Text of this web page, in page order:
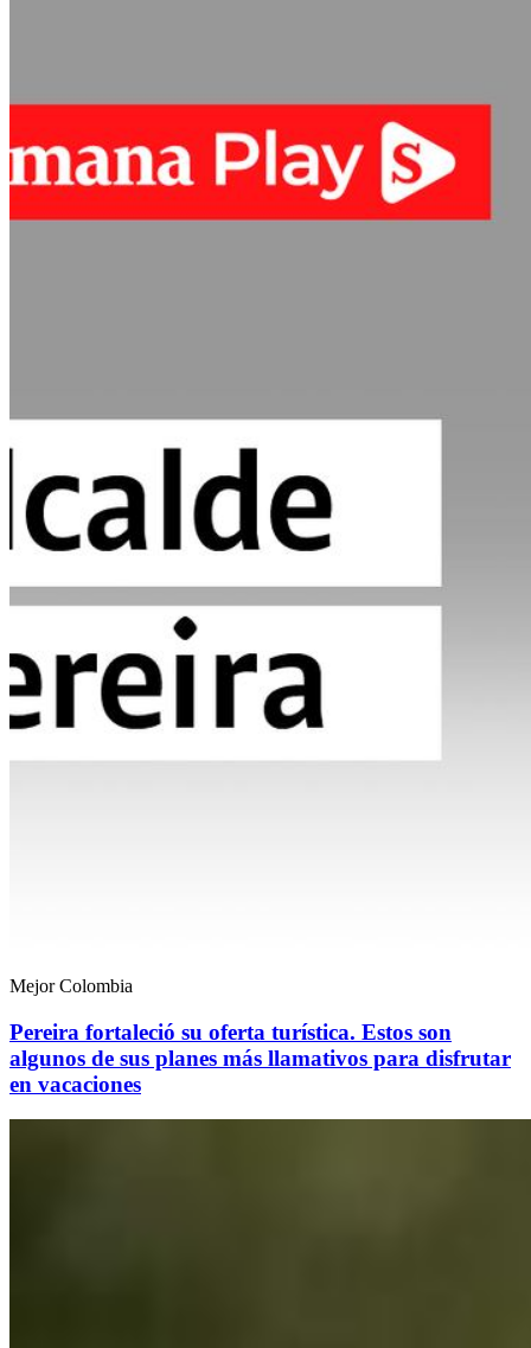
Mejor Colombia
Pereira fortaleció su oferta turística. Estos son
algunos de sus planes más llamativos para disfrutar
en vacaciones